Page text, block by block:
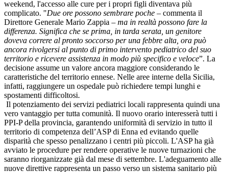
weekend, l'accesso alle cure per i propri figli diventava più
complicato. "Due ore possono sembrare poche – commenta il
Direttore Generale Mario Zappia – ma in realtà possono fare la
differenza. Significa che se prima, in tarda serata, un genitore
doveva correre al pronto soccorso per una febbre alta, ora può
ancora rivolgersi al punto di primo intervento pediatrico del suo
territorio e ricevere assistenza in modo più specifico e veloce”. La
decisione assume un valore ancora maggiore considerando le
caratteristiche del territorio ennese. Nelle aree interne della Sicilia,
infatti, raggiungere un ospedale può richiedere tempi lunghi e
spostamenti difficoltosi.
Il potenziamento dei servizi pediatrici locali rappresenta quindi una
vero vantaggio per tutta comunità. Il nuovo orario interesserà tutti i
PPI-P della provincia, garantendo uniformità di servizio in tutto il
territorio di competenza dell’ASP di Enna ed evitando quelle
disparità che spesso penalizzano i centri più piccoli. L'ASP ha già
avviato le procedure per rendere operative le nuove turnazioni che
saranno riorganizzate già dal mese di settembre. L'adeguamento alle
nuove direttive rappresenta un passo verso un sistema sanitario più